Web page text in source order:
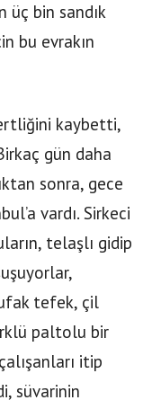
üç bin sandık
bu evrakın
kaybetti,
gün daha
sonra, gece
vardı. Sirkeci
telaşlı gidip
ufak tefek, çil
paltolu bir
itip
süvarinin